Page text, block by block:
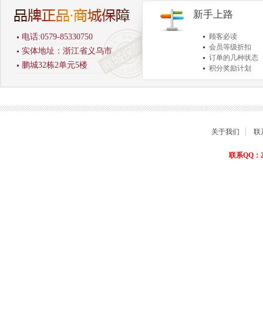
电话:0579-85330750
实体地址：浙江省义乌市
鹏城32栋2单元5楼
新手上路
顾客必读
会员等级折扣
订单的几种状态
积分奖励计划
商品退货保障
关于我们 联
联系QQ：